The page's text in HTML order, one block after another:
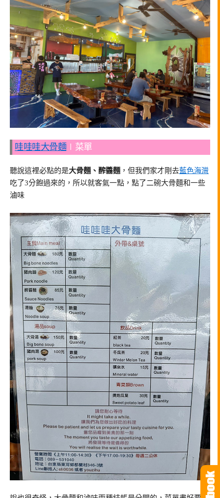
哇哇哇大骨麵 ∣菜單
聽說這裡必點的是大骨麵、醡醬麵 ，但我們家才剛去藍色海灣
吃了3分飽過來的，所以就客氣一點，點了二碗大骨麵和一些
滷味